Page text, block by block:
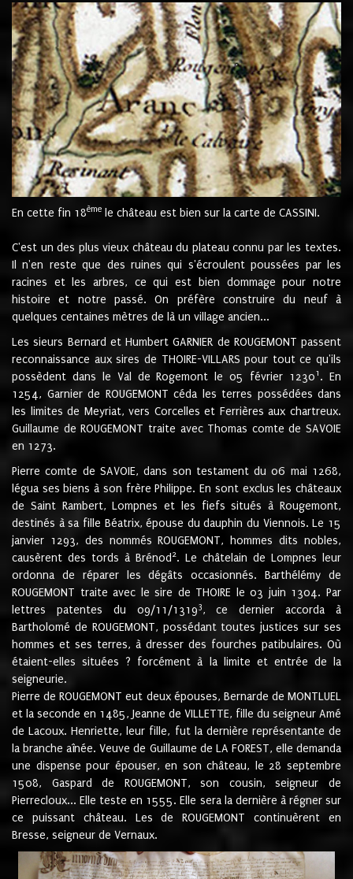
En cette fin 18ème le château est bien sur la carte de CASSINI.
C'est un des plus vieux château du plateau connu par les textes.
Il n'en reste que des ruines qui s'écroulent poussées par les
racines et les arbres, ce qui est bien dommage pour notre
histoire et notre passé. On préfère construire du neuf à
quelques centaines mètres de là un village ancien...
Les sieurs Bernard et Humbert GARNIER de ROUGEMONT passent
reconnaissance aux sires de THOIRE-VILLARS pour tout ce qu'ils
possèdent dans le Val de Rogemont le 05 février 12301 . En
1254, Garnier de ROUGEMONT céda les terres possédées dans
les limites de Meyriat, vers Corcelles et Ferrières aux chartreux.
Guillaume de ROUGEMONT traite avec Thomas comte de SAVOIE
en 1273.
Pierre comte de SAVOIE, dans son testament du 06 mai 1268,
légua ses biens à son frère Philippe. En sont exclus les châteaux
de Saint Rambert, Lompnes et les fiefs situés à Rougemont,
destinés à sa fille Béatrix, épouse du dauphin du Viennois. Le 15
janvier 1293, des nommés ROUGEMONT, hommes dits nobles,
causèrent des tords à Brénod 2. Le châtelain de Lompnes leur
ordonna de réparer les dégâts occasionnés. Barthélémy de
ROUGEMONT traite avec le sire de THOIRE le 03 juin 1304. Par
lettres patentes du 09/11/13193, ce dernier accorda à
Bartholomé de ROUGEMONT, possédant toutes justices sur ses
hommes et ses terres, à dresser des fourches patibulaires. Où
étaient-elles situées ? forcément à la limite et entrée de la
seigneurie.
Pierre de ROUGEMONT eut deux épouses, Bernarde de MONTLUEL
et la seconde en 1485, Jeanne de VILLETTE, fille du seigneur Amé
de Lacoux. Henriette, leur fille, fut la dernière représentante de
la branche aînée. Veuve de Guillaume de LA FOREST, elle demanda
une dispense pour épouser, en son château, le 28 septembre
1508, Gaspard de ROUGEMONT, son cousin, seigneur de
Pierrecloux... Elle teste en 1555. Elle sera la dernière à régner sur
ce puissant château. Les de ROUGEMONT continuèrent en
Bresse, seigneur de Vernaux.